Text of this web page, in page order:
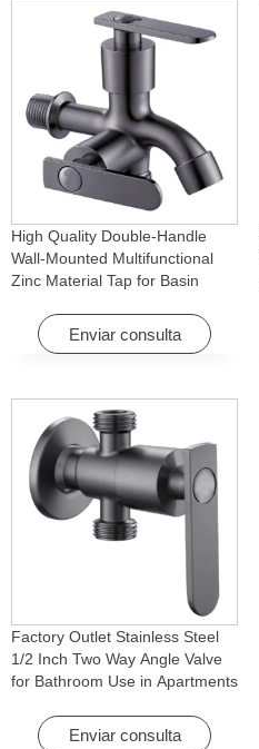
High Quality Double-Handle
Wall-Mounted Multifunctional
Zinc Material Tap for Basin
Homes
Enviar consulta
Factory Outlet Stainless Steel
1/2 Inch Two Way Angle Valve
for Bathroom Use in Apartments
Enviar consulta